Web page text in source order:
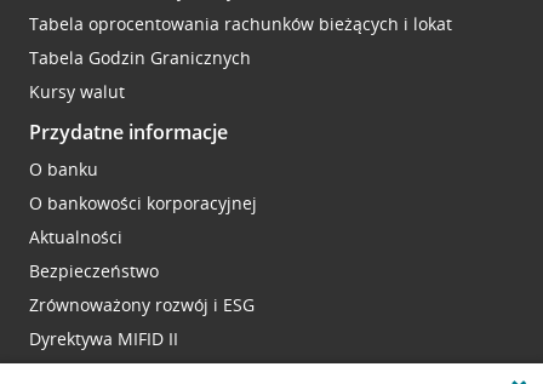
Tabela oprocentowania rachunków bieżących i lokat
Tabela Godzin Granicznych
Kursy walut
Przydatne informacje
O banku
O bankowości korporacyjnej
Aktualności
Bezpieczeństwo
Zrównoważony rozwój i ESG
Dyrektywa MIFID II